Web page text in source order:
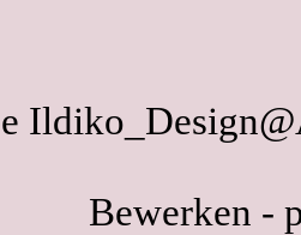
Bewerken -